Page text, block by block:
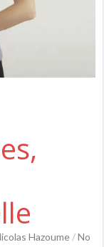
Hazoume /No